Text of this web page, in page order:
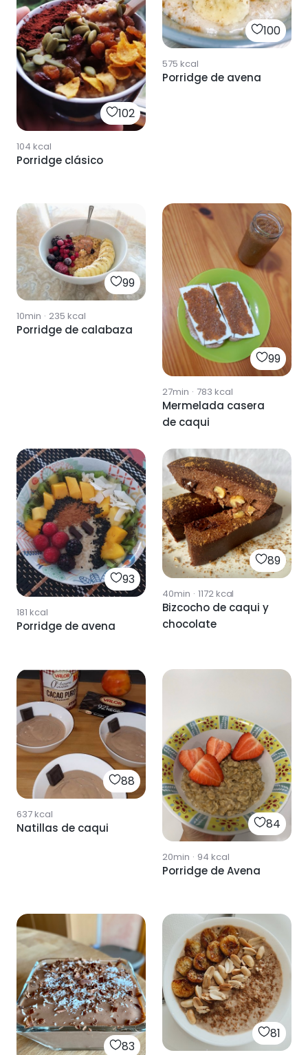
102
104 kcal
Porridge clásico
100
575 kcal
Porridge de avena
99
10min · 235 kcal
Porridge de calabaza
99
27min · 783 kcal
Mermelada casera
de caqui
93
181 kcal
Porridge de avena
89
40min · 1172kcal
Bizcocho de caqui y
chocolate
88
637kcal
Natillas de caqui 84
20min · 94 kcal
Porridge de Avena
83
81